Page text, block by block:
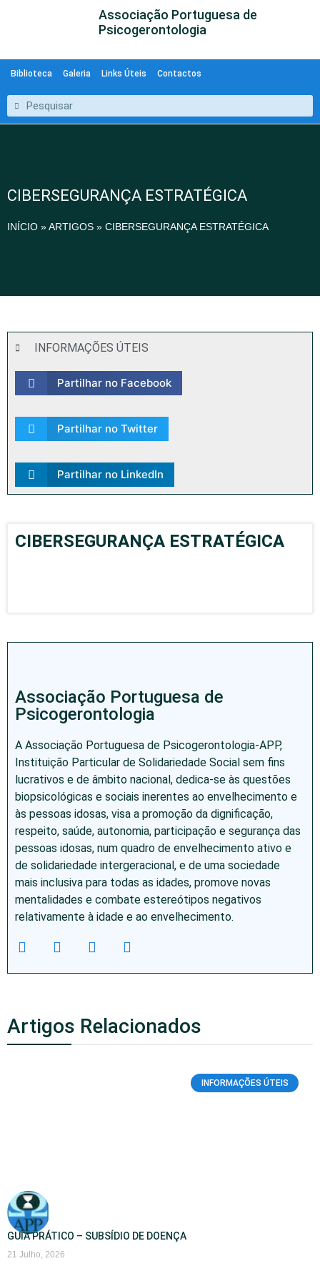
Associação Portuguesa de
Psicogerontologia
Biblioteca Galeria Links Úteis Contactos
CIBERSEGURANÇA ESTRATÉGICA
INÍCIO »ARTIGOS » CIBERSEGURANÇA ESTRATÉGICA
INFORMAÇÕES ÚTEIS
Partilhar no Facebook
Partilhar no Twitter
Partilhar no LinkedIn
CIBERSEGURANÇA ESTRATÉGICA
Associação Portuguesa de
Psicogerontologia
A Associação Portuguesa de Psicogerontologia-APP,
Instituição Particular de Solidariedade Social sem fins
lucrativos e de âmbito nacional, dedica-se às questões
biopsicológicas e sociais inerentes ao envelhecimento e
às pessoas idosas, visa a promoção da dignificação,
respeito, saúde, autonomia, participação e segurança das
pessoas idosas, num quadro de envelhecimento ativo e
de solidariedade intergeracional, e de uma sociedade
mais inclusiva para todas as idades, promove novas
mentalidades e combate estereótipos negativos
relativamente à idade e ao envelhecimento.
Artigos Relacionados
INFORMAÇÕES ÚTEIS
GUIA PRÁTICO – SUBSÍDIO DE DOENÇA
21 Julho, 2026